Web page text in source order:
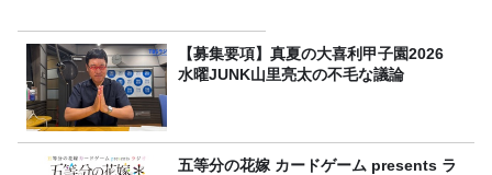
【募集要項】真夏の大喜利甲子園2026
水曜JUNK山里亮太の不毛な議論
五等分の花嫁 カードゲーム presents ラ